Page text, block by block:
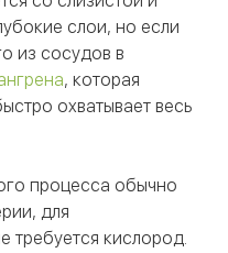
слои, но если
из сосудов в
, которая
охватывает весь
процесса обычно
для
требуется кислород.